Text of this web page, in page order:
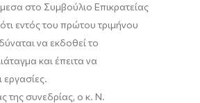
στο Συμβούλιο Επικρατείας
ότι εντός του πρώτου τριμήνου
να εκδοθεί το
και έπειτα να
εργασίες.
της συνεδρίας, ο κ. Ν.